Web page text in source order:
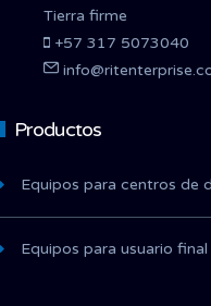
Tierra firme
+57 317 5073040
Productos
Equipos para centros de
Equipos para usuario final